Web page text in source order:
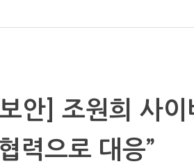
안] 조원희 사
력으로 대응”